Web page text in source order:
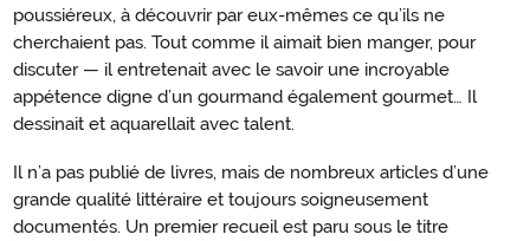
poussiéreux, à découvrir par eux-mêmes ce qu’ils ne
cherchaient pas. Tout comme il aimait bien manger, pour
discuter — il entretenait avec le savoir une incroyable
appétence digne d’un gourmand également gourmet… Il
dessinait et aquarellait avec talent.
Il n’a pas publié de livres, mais de nombreux articles d’une
grande qualité littéraire et toujours soigneusement
documentés. Un premier recueil est paru sous le titre